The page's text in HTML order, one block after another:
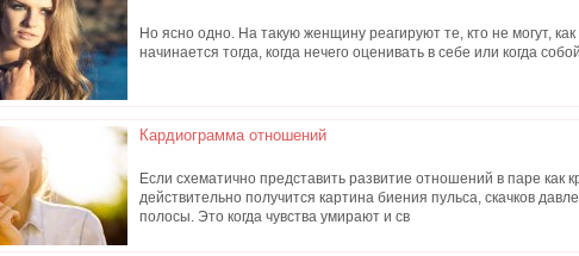
Но ясно одно. На такую женщину реагируют те, кто не могут, как
начинается тогда, когда нечего оценивать в себе или когда
Кардиограмма отношений
Если схематично представить развитие отношений в паре как
действительно получится картина биения пульса, скачков
полосы. Это когда чувства умирают и св